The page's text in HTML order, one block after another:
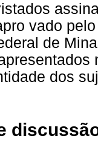
vado
de
dos